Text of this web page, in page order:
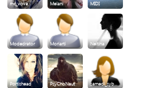
mc_vova Melani MIDI
Modedrator Moriarti Neitina
Portishead PsyChoNaut samedi_syb…